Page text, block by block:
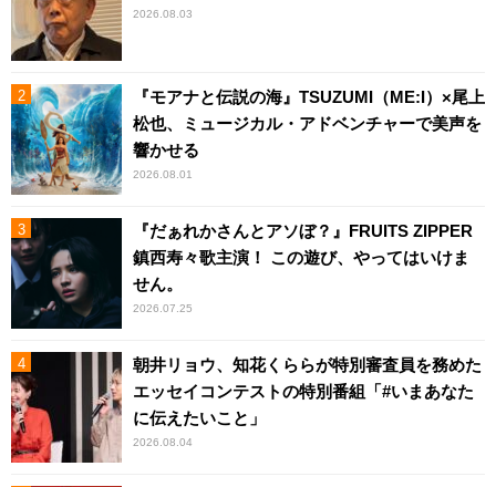
2026.08.03
『モアナと伝説の海』TSUZUMI（ME:I）×尾上
松也、ミュージカル・アドベンチャーで美声を
響かせる
2026.08.01
『だぁれかさんとアソぼ？』FRUITS ZIPPER
鎮西寿々歌主演！ この遊び、やってはいけま
せん。
2026.07.25
朝井リョウ、知花くららが特別審査員を務めた
エッセイコンテストの特別番組「#いまあなた
に伝えたいこと」
2026.08.04